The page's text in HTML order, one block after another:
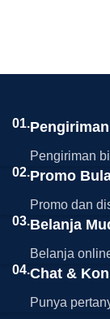
01.
Pengiriman
02.Promo
Promo dan
03.Belanja
Belanja
04.Chat &
Punya